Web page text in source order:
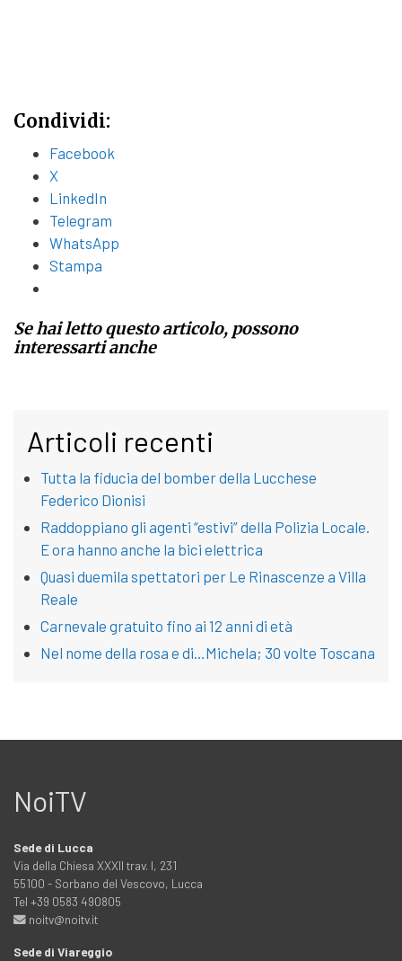
Condividi:
Facebook
X
LinkedIn
Telegram
WhatsApp
Stampa
Se hai letto questo articolo, possono
interessarti anche
Articoli recenti
Tutta la fiducia del bomber della Lucchese
Federico Dionisi
Raddoppiano gli agenti “estivi” della Polizia Locale.
E ora hanno anche la bici elettrica
Quasi duemila spettatori per Le Rinascenze a Villa
Reale
Carnevale gratuito fino ai 12 anni di età
Nel nome della rosa e di…Michela; 30 volte Toscana
NoiTV
Sede di Lucca
Via della Chiesa XXXII trav. I, 231
55100 - Sorbano del Vescovo, Lucca
Tel +39 0583 490805
noitv@noitv.it
Sede di Viareggio